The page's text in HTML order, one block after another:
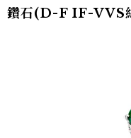
鑽石(D-F IF-VVS